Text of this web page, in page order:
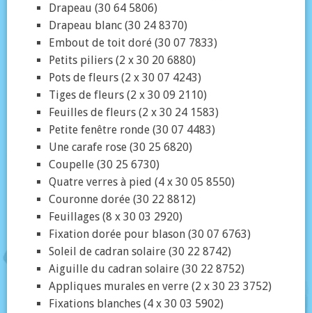
Drapeau (30 64 5806)
Drapeau blanc (30 24 8370)
Embout de toit doré (30 07 7833)
Petits piliers (2 x 30 20 6880)
Pots de fleurs (2 x 30 07 4243)
Tiges de fleurs (2 x 30 09 2110)
Feuilles de fleurs (2 x 30 24 1583)
Petite fenêtre ronde (30 07 4483)
Une carafe rose (30 25 6820)
Coupelle (30 25 6730)
Quatre verres à pied (4 x 30 05 8550)
Couronne dorée (30 22 8812)
Feuillages (8 x 30 03 2920)
Fixation dorée pour blason (30 07 6763)
Soleil de cadran solaire (30 22 8742)
Aiguille du cadran solaire (30 22 8752)
Appliques murales en verre (2 x 30 23 3752)
Fixations blanches (4 x 30 03 5902)